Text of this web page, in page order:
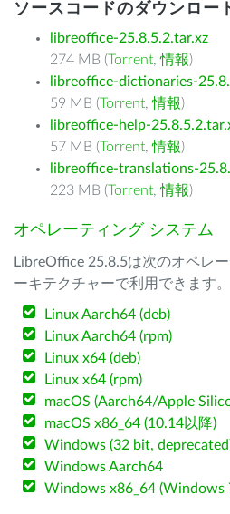
ソースコードのダウンロー
libreoffice-25.8.5.2.tar.xz
274 MB (Torrent,情報)
libreoffice-dictionaries-
59 MB (Torrent,情報)
libreoffice-help-
57 MB (Torrent,情報)
libreoffice-translations-
223 MB (Torrent,情報)
オペレーティング システム
LibreOffice 25.8.5は次のオペレ
ーキテクチャーで利用できます。
Linux Aarch64 (deb)
Linux Aarch64 (rpm)
Linux x64 (deb)
Linux x64 (rpm)
macOS (Aarch64/Apple
macOS x86_64 (10.14以降)
Windows (32 bit,
Windows Aarch64
Windows x86_64 (Windows